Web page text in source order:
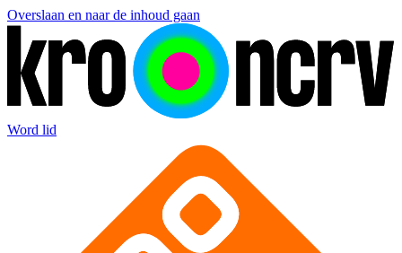
Overslaan en naar de inhoud gaan
Word lid